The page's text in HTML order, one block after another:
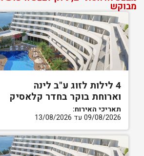
מבוקש
4 לילות לזוג ע"ב לינה
וארוחת בוקר בחדר קלאסיק
תאריכי האירוח:
09/08/2026 עד 13/08/2026